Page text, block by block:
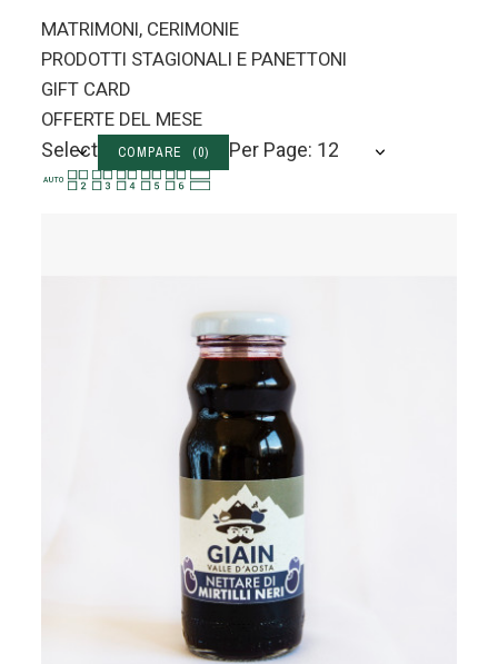
MATRIMONI, CERIMONIE
PRODOTTI STAGIONALI E PANETTONI
GIFT CARD
OFFERTE DEL MESE
Select COMPARE (0) Per Page: 12